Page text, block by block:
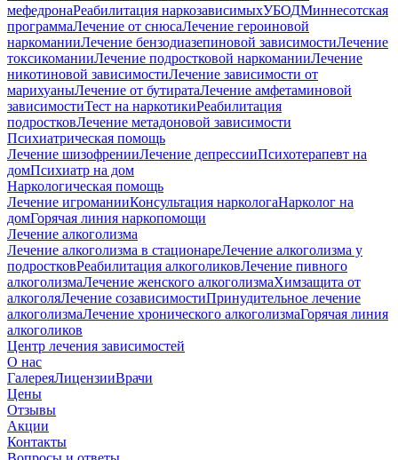
мефедронаРеабилитация наркозависимыхУБОДМиннесотская
программаЛечение от снюсаЛечение героиновой
наркоманииЛечение бензодиазепиновой зависимостиЛечение
токсикоманииЛечение подростковой наркоманииЛечение
никотиновой зависимостиЛечение зависимости от
марихуаныЛечение от бутиратаЛечение амфетаминовой
зависимостиТест на наркотикиРеабилитация
подростковЛечение метадоновой зависимости
Психиатрическая помощь
Лечение шизофренииЛечение депрессииПсихотерапевт на
домПсихиатр на дом
Наркологическая помощь
Лечение игроманииКонсультация наркологаНарколог на
домГорячая линия наркопомощи
Лечение алкоголизма
Лечение алкоголизма в стационареЛечение алкоголизма у
подростковРеабилитация алкоголиковЛечение пивного
алкоголизмаЛечение женского алкоголизмаХимзащита от
алкоголяЛечение созависимостиПринудительное лечение
алкоголизмаЛечение хронического алкоголизмаГорячая линия
алкоголиков
Центр лечения зависимостей
О нас
ГалереяЛицензииВрачи
Цены
Отзывы
Акции
Контакты